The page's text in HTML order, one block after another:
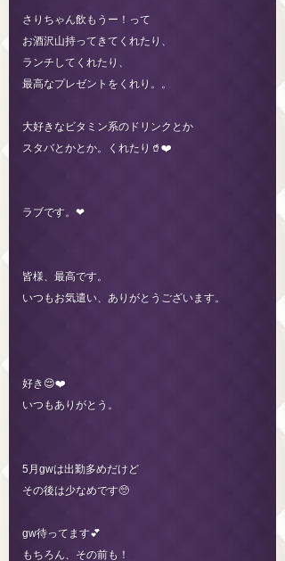
さりちゃん飲もうー！って
お酒沢山持ってきてくれたり、
ランチしてくれたり、
最高なプレゼントをくれり。。
大好きなビタミン系のドリンクとか
スタバとかとか。くれたり🥤❤️
ラブです。❤︎
皆様、最高です。
いつもお気遣い、ありがとうございます。
好き😌❤️
いつもありがとう。
5月gwは出勤多めだけど
その後は少なめです🥺
gw待ってます💕
もちろん、その前も！